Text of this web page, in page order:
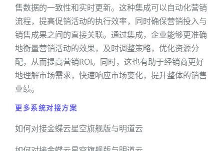
售数据的一致性和实时更新。这种集成可以自动化营销
流程，提高促销活动的执行效率，同时确保营销投入与
销售成果之间的直接关联。通过集成，企业能够更准确
地衡量营销活动的效果，及时调整策略，优化资源分
配，从而提高营销ROI。同时，这也有助于经销商更好
地理解市场需求，快速响应市场变化，提升整体的销售
业绩。
更多系统对接方案
如何对接金蝶云星空旗舰版与明道云